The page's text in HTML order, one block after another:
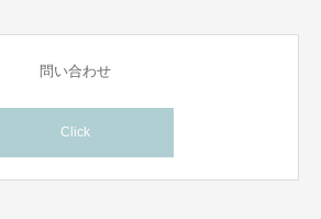
問い合わせ
Click